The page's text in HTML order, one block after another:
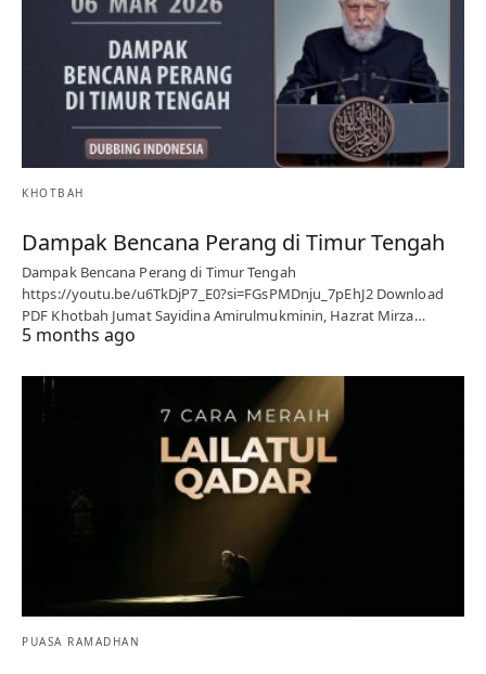
KHOTBAH
Dampak Bencana Perang di Timur Tengah
Dampak Bencana Perang di Timur Tengah
https://youtu.be/u6TkDjP7_E0?si=FGsPMDnju_7pEhJ2 Download
PDF Khotbah Jumat Sayidina Amirulmukminin, Hazrat Mirza…
5 months ago
PUASA RAMADHAN